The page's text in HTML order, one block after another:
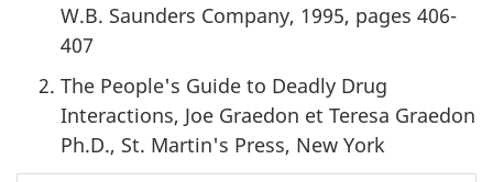
W.B. Saunders Company, 1995, pages 406-
407
The People's Guide to Deadly Drug
Interactions, Joe Graedon et Teresa Graedon
Ph.D., St. Martin's Press, New York